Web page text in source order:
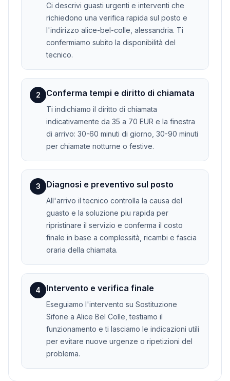
Ci descrivi guasti urgenti e interventi che
richiedono una verifica rapida sul posto e
l'indirizzo alice-bel-colle, alessandria. Ti
confermiamo subito la disponibilità del
tecnico.
2 Conferma tempi e diritto di chiamata
Ti indichiamo il diritto di chiamata
indicativamente da 35 a 70 EUR e la finestra
di arrivo: 30-60 minuti di giorno, 30-90 minuti
per chiamate notturne o festive.
3 Diagnosi e preventivo sul posto
All'arrivo il tecnico controlla la causa del
guasto e la soluzione piu rapida per
ripristinare il servizio e conferma il costo
finale in base a complessità, ricambi e fascia
oraria della chiamata.
4 Intervento e verifica finale
Eseguiamo l'intervento su Sostituzione
Sifone a Alice Bel Colle, testiamo il
funzionamento e ti lasciamo le indicazioni utili
per evitare nuove urgenze o ripetizioni del
problema.